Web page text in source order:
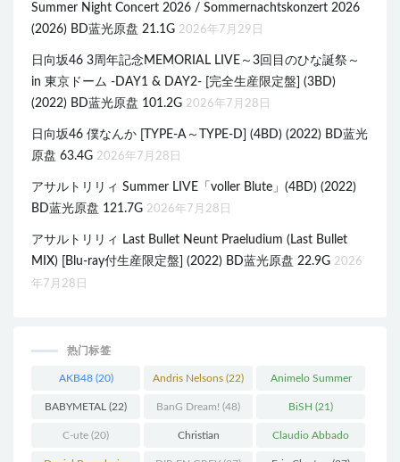
Summer Night Concert 2026 / Sommernachtskonzert 2026
(2026) BD蓝光原盘 21.1G 2026年7月29日
日向坂46 3周年記念MEMORIAL LIVE～3回目のひな誕祭～
in 東京ドーム -DAY1 & DAY2- [完全生産限定盤] (3BD)
(2022) BD蓝光原盘 101.2G 2026年7月28日
日向坂46 僕なんか [TYPE-A～TYPE-D] (4BD) (2022) BD蓝光
原盘 63.4G 2026年7月28日
アサルトリリィ Summer LIVE「voller Blute」(4BD) (2022)
BD蓝光原盘 121.7G 2026年7月28日
アサルトリリィ Last Bullet Neunt Praeludium (Last Bullet
MIX) [Blu-ray付生産限定盤] (2022) BD蓝光原盘 22.9G 2026
年7月28日
热门标签
AKB48(20) Andris Nelsons (22) Animelo Summer
Live (34)
BABYMETAL (22) BanG Dream! (48) BiSH (21)
C-ute (20) Christian Claudio Abbado